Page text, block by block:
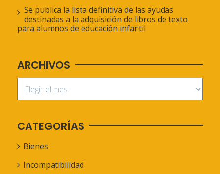
Se publica la lista definitiva de las ayudas
destinadas a la adquisición de libros de texto
para alumnos de educación infantil
ARCHIVOS
CATEGORÍAS
Bienes
Incompatibilidad